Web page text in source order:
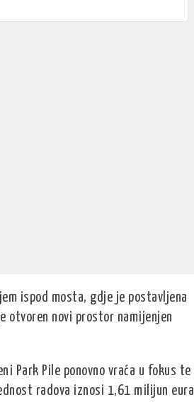
ispod mosta, gdje je postavljena
otvoren novi prostor namijenjen
Park Pile ponovno vraća u fokus te
radova iznosi 1,61 milijun eura